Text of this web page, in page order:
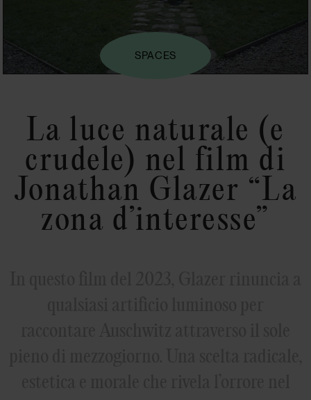
SPACES
La luce naturale (e
crudele) nel film di
Jonathan Glazer “La
zona d’interesse”